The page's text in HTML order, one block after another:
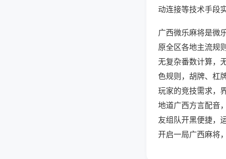
动连接等技术手段
广西微乐麻将是微
原全区各地主流规
无复杂番数计算，
色规则，胡牌、杠
玩家的竞技需求，
地道广西方言配音
友组队开黑便捷，
开启一局广西麻将